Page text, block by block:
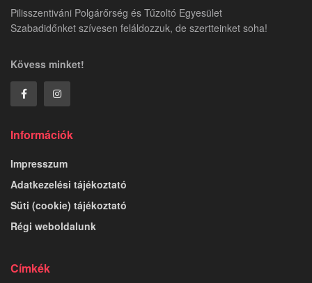
Pilisszentiváni Polgárőrség és Tűzoltó Egyesület
Szabadidőnket szívesen feláldozzuk, de szertteinket soha!
Kövess minket!
Információk
Impresszum
Adatkezelési tájékoztató
Süti (cookie) tájékoztató
Régi weboldalunk
Címkék